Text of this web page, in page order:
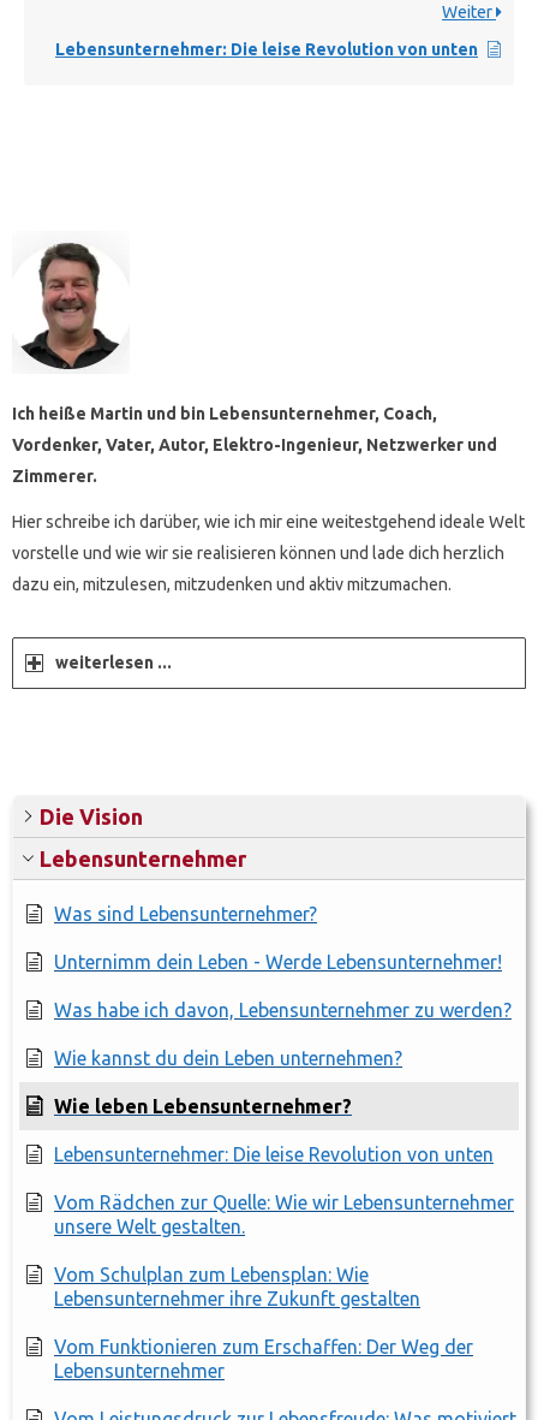
Ich heiße Martin und bin Lebensunternehmer, Coach,
Vordenker, Vater, Autor, Elektro-Ingenieur, Netzwerker und
Zimmerer.
Hier schreibe ich darüber, wie ich mir eine weitestgehend ideale Welt
vorstelle und wie wir sie realisieren können und lade dich herzlich
dazu ein, mitzulesen, mitzudenken und aktiv mitzumachen.
weiterlesen ...
Die Vision
Lebensunternehmer
Was sind Lebensunternehmer?
Unternimm dein Leben - Werde Lebensunternehmer!
Was habe ich davon, Lebensunternehmer zu werden?
Wie kannst du dein Leben unternehmen?
Wie leben Lebensunternehmer?
Lebensunternehmer: Die leise Revolution von unten
Vom Rädchen zur Quelle: Wie wir Lebensunternehmer
unsere Welt gestalten.
Vom Schulplan zum Lebensplan: Wie
Lebensunternehmer ihre Zukunft gestalten
Vom Funktionieren zum Erschaffen: Der Weg der
Lebensunternehmer
Weiter
Lebensunternehmer: Die leise Revolution von unten